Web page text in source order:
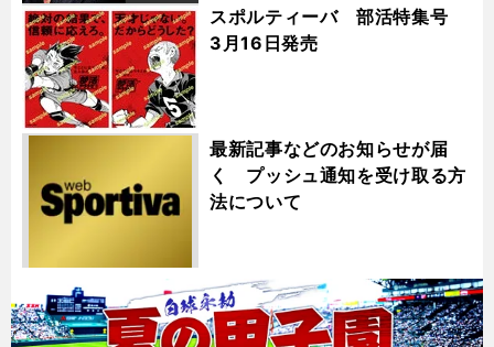
スポルティーバ 部活特集号
3月16日発売
最新記事などのお知らせが届
く プッシュ通知を受け取る方
法について